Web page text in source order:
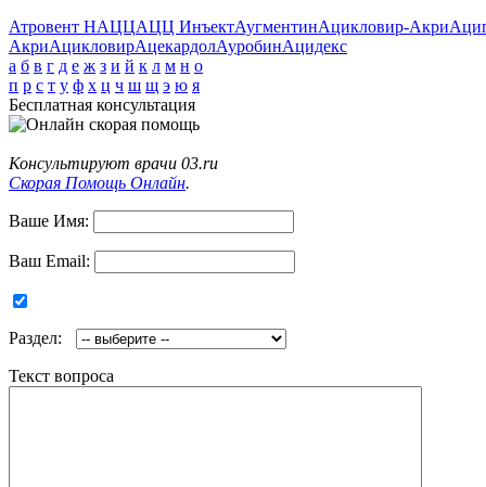
Атровент НАЦЦАЦЦ ИнъектАугментинАцикловир-Акри
АкриАцикловирАцекардолАуробинАцидекс
а б в г д е ж з и й к л м н о
п р с т у ф х ц ч ш щ э ю я
Бесплатная консультация
Консультируют врачи 03.ru
Скорая Помощь Онлайн.
Ваше Имя:
Ваш Email:
Раздел:
Текст вопроса